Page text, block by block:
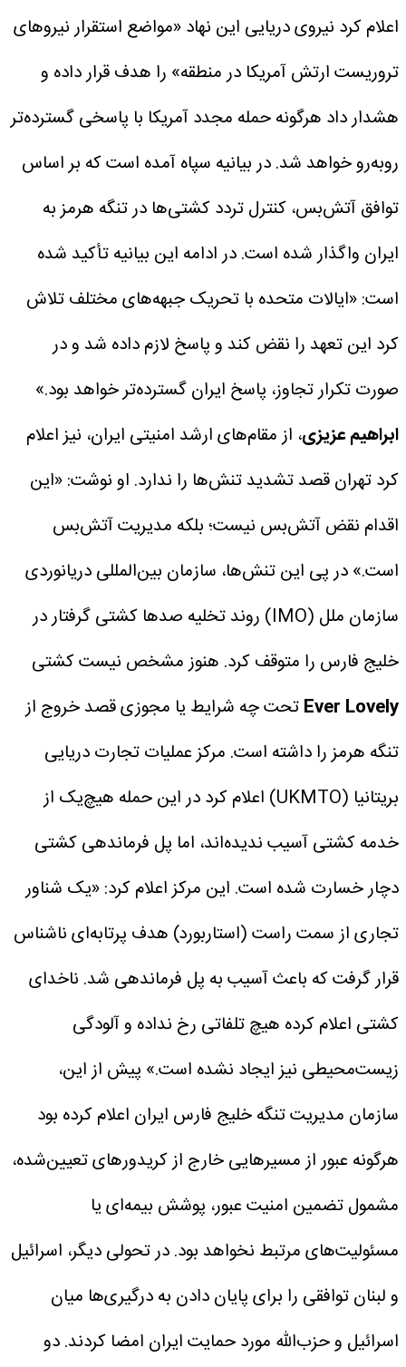
اعلام کرد نیروی دریایی این نهاد «مواضع استقرار نیروهای
تروریست ارتش آمریکا در منطقه» را هدف قرار داده و
هشدار داد هرگونه حمله مجدد آمریکا با پاسخی گسترده‌تر
روبه‌رو خواهد شد.در بیانیه سپاه آمده است که بر اساس
توافق آتش‌بس، کنترل تردد کشتی‌ها در تنگه هرمز به
ایران واگذار شده است.در ادامه این بیانیه تأکید شده
است: «ایالات متحده با تحریک جبهه‌های مختلف تلاش
کرد این تعهد را نقض کند و پاسخ لازم داده شد و در
صورت تکرار تجاوز، پاسخ ایران گسترده‌تر خواهد بود.»
ابراهیم عزیزی، از مقام‌های ارشد امنیتی ایران، نیز اعلام
کرد تهران قصد تشدید تنش‌ها را ندارد. او نوشت: «این
اقدام نقض آتش‌بس نیست؛ بلکه مدیریت آتش‌بس
است.»در پی این تنش‌ها، سازمان بین‌المللی دریانوردی
سازمان ملل (IMO) روند تخلیه صدها کشتی گرفتار در
خلیج فارس را متوقف کرد. هنوز مشخص نیست کشتی
Ever Lovelyتحت چه شرایط یا مجوزی قصد خروج از
تنگه هرمز را داشته است. مرکز عملیات تجارت دریایی
بریتانیا (UKMTO) اعلام کرد در این حمله هیچ‌یک از
خدمه کشتی آسیب ندیده‌اند، اما پل فرماندهی کشتی
دچار خسارت شده است. این مرکز اعلام کرد: «یک شناور
تجاری از سمت راست (استاربورد) هدف پرتابه‌ای ناشناس
قرار گرفت که باعث آسیب به پل فرماندهی شد. ناخدای
کشتی اعلام کرده هیچ تلفاتی رخ نداده و آلودگی
زیست‌محیطی نیز ایجاد نشده است.» پیش از این،
سازمان مدیریت تنگه خلیج فارس ایران اعلام کرده بود
هرگونه عبور از مسیرهایی خارج از کریدورهای تعیین‌شده،
مشمول تضمین امنیت عبور، پوشش بیمه‌ای یا
مسئولیت‌های مرتبط نخواهد بود.در تحولی دیگر، اسرائیل
و لبنان توافقی را برای پایان دادن به درگیری‌ها میان
اسرائیل و حزب‌الله مورد حمایت ایران امضا کردند.دو